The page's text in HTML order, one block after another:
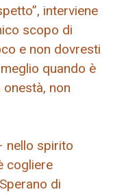
interviene
scopo di
e non dovresti
quando è
non
nello spirito
cogliere
di